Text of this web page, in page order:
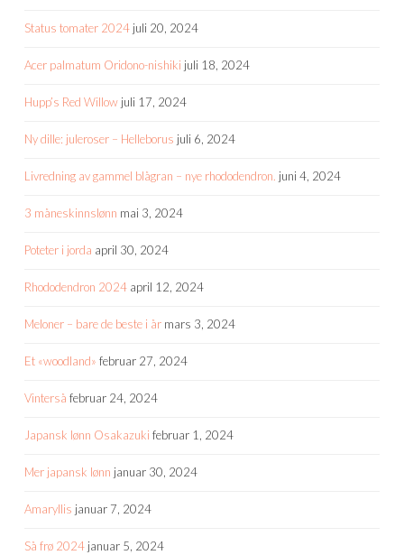
Status tomater 2024 juli 20, 2024
Acer palmatum Oridono-nishiki juli 18, 2024
Hupp’s Red Willow juli 17, 2024
Ny dille: juleroser – Helleborus juli 6, 2024
Livredning av gammel blågran – nye rhododendron. juni 4, 2024
3 måneskinnslønn mai 3, 2024
Poteter i jorda april 30, 2024
Rhododendron 2024 april 12, 2024
Meloner – bare de beste i år mars 3, 2024
Et «woodland» februar 27, 2024
Vinterså februar 24, 2024
Japansk lønn Osakazuki februar 1, 2024
Mer japansk lønn januar 30, 2024
Amaryllis januar 7, 2024
Så frø 2024 januar 5, 2024